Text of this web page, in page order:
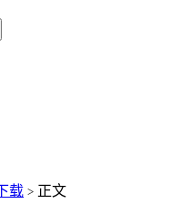
载 > 正文